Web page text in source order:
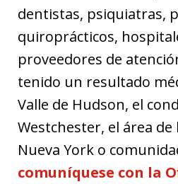
dentistas, psiquiatras,
quiroprácticos,
proveedores de
tenido un resultado
Valle de Hudson, el
Westchester, el área de
Nueva York o
comuníquese con la